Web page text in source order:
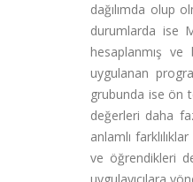
dağılımda olup
durumlarda ise
hesaplanmış ve
uygulanan
grubunda ise ön
değerleri daha
anlamlı
ve öğrendikleri